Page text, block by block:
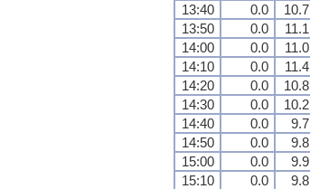
13:40
0.0 10.7
13:50
0.0 11.1
14:00
0.0 11.0
14:10
0.0 11.4
14:20
0.0 10.8
14:30
0.0 10.2
14:40
0.0 9.7
14:50
0.0 9.8
15:00
0.0 9.9
15:10
0.0 9.8